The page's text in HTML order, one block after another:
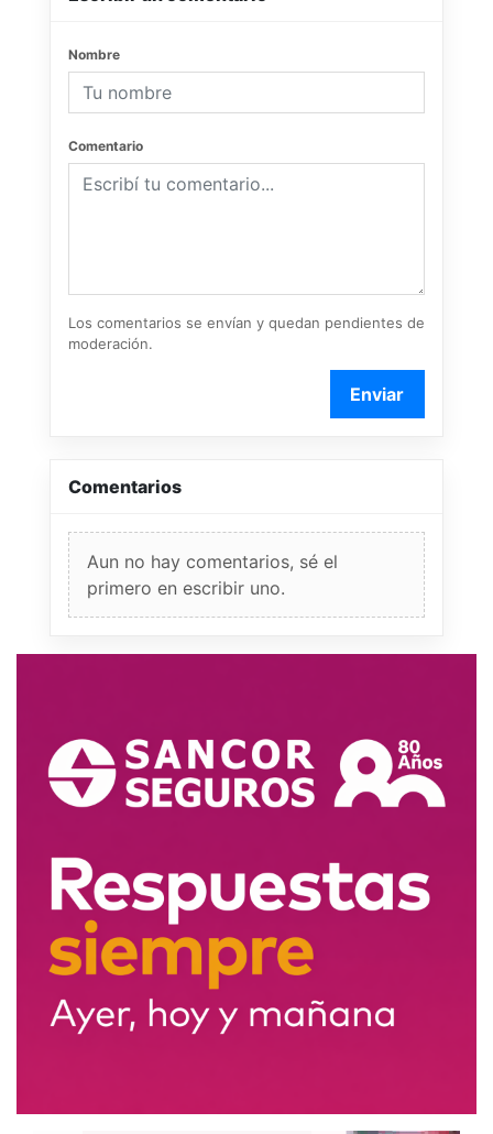
Nombre
Comentario
Los comentarios se envían y quedan pendientes de
moderación.
Enviar
Comentarios
Aun no hay comentarios, sé el
primero en escribir uno.